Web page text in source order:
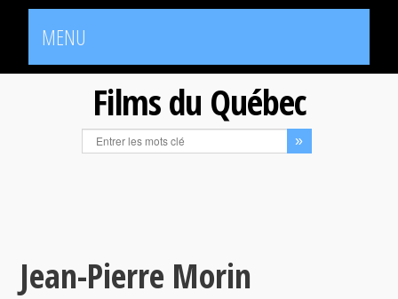
MENU
Films du Québec
Jean-Pierre Morin